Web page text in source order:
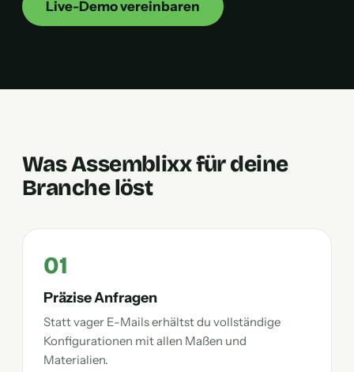
Live-Demo vereinbaren
Was Assemblixx für deine
Branche löst
01
Präzise Anfragen
Statt vager E-Mails erhältst du vollständige
Konfigurationen mit allen Maßen und
Materialien.